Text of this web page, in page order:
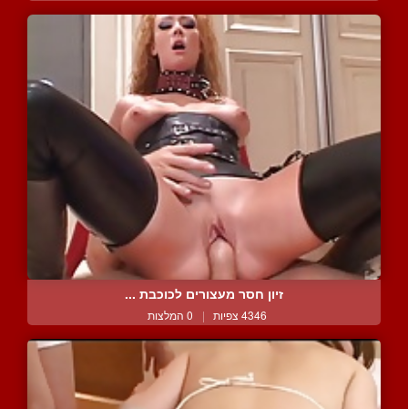
זיון חסר מעצורים לכוכבת ...
4346 צפיות | 0 המלצות